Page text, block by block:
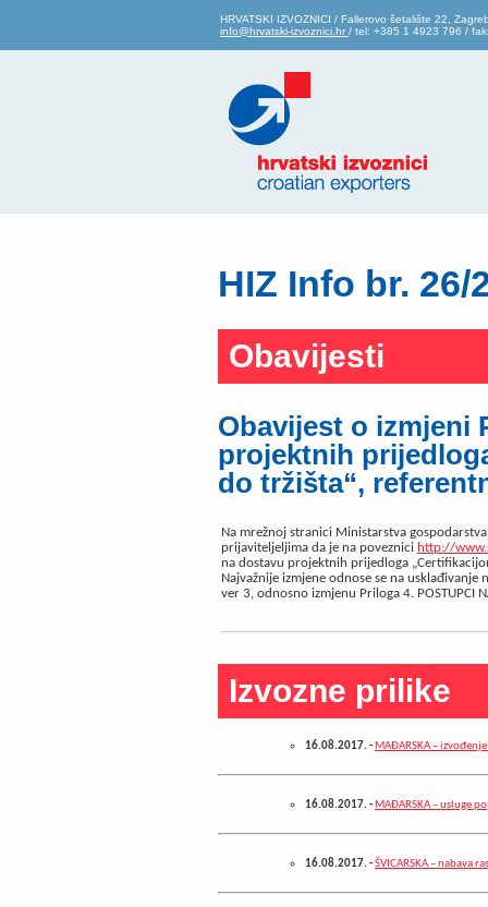
HRVATSKI IZVOZNICI / Fallerovo šetalište 22,
info@hrvatski-izvoznici.hr / tel: +385 1 4923 796 /
HIZ Info br. 26/
Obavijesti
Obavijest o izmjeni
projektnih
do tržišta“,
Na mrežnoj stranici Ministarstva
prijaviteljeljima da je na poveznici http://
na dostavu projektnih prijedloga
Najvažnije izmjene odnose se na
ver 3, odnosno izmjenu Priloga 4. POSTUPCI
Izvozne prilike
16.08.2017.- MAĐARSKA –
16.08.2017.- MAĐARSKA – usluge
16.08.2017.-ŠVICARSKA – nabava